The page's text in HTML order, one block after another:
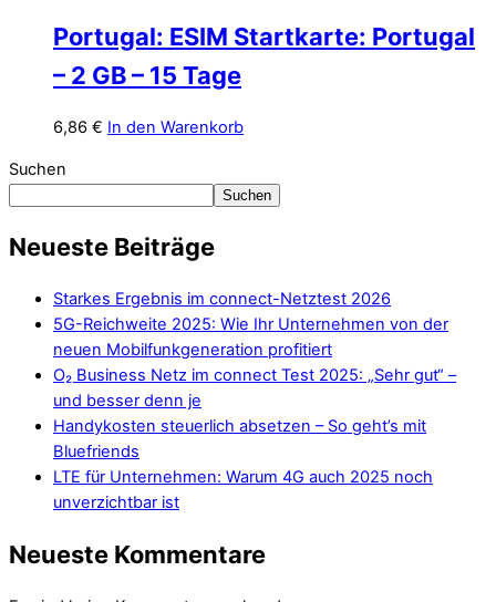
Portugal: ESIM Startkarte: Portugal
– 2 GB – 15 Tage
6,86 € In den Warenkorb
Suchen
Suchen
Neueste Beiträge
Starkes Ergebnis im connect-Netztest 2026
5G-Reichweite 2025: Wie Ihr Unternehmen von der
neuen Mobilfunkgeneration profitiert
O₂ Business Netz im connect Test 2025: „Sehr gut“ –
und besser denn je
Handykosten steuerlich absetzen – So geht’s mit
Bluefriends
LTE für Unternehmen: Warum 4G auch 2025 noch
unverzichtbar ist
Neueste Kommentare